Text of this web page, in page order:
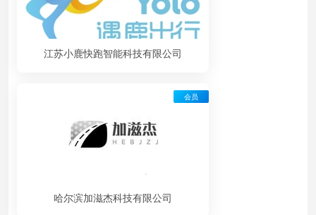
江苏小鹿快跑智能科技有限公司
哈尔滨加滋杰科技有限公司
会员